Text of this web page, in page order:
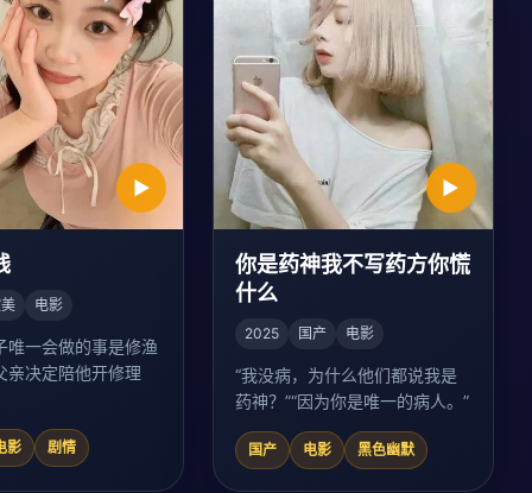
▶
电影
唯一会做的事是修渔
亲决定陪他开修理
影 剧情
▶
你是药神我不写药方你慌
什么
2025 国产 电影
“我没病，为什么他们都说我是
药神？”“因为你是唯一的病人。”
国产 电影 黑色幽默